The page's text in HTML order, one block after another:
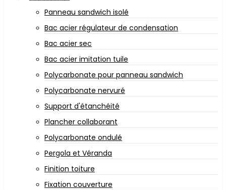
Panneau sandwich isolé
Bac acier régulateur de condensation
Bac acier sec
Bac acier imitation tuile
Polycarbonate pour panneau sandwich
Polycarbonate nervuré
Support d'étanchéité
Plancher collaborant
Polycarbonate ondulé
Pergola et Véranda
Finition toiture
Fixation couverture